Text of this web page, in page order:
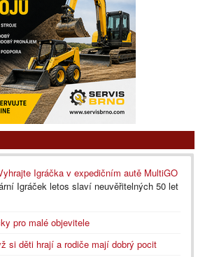
Igráčka v expedičním autě MultiGO
Igráček letos slaví neuvěřitelných 50 let
pro malé objevitele
si děti hrají a rodiče mají dobrý pocit